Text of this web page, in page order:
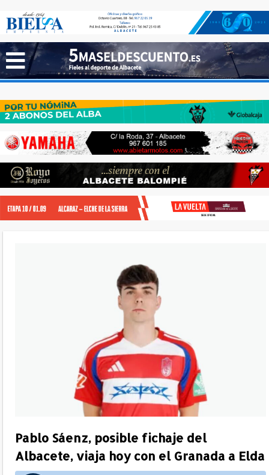
Pablo Sáenz, posible fichaje del
Albacete, viaja hoy con el Granada a Elda